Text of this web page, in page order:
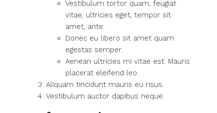
Vestibulum tortor quam, feugiat
vitae, ultricies eget, tempor sit
amet, ante.
Donec eu libero sit amet quam
egestas semper.
Aenean ultricies mi vitae est. Mauris
placerat eleifend leo.
Aliquam tincidunt mauris eu risus.
Vestibulum auctor dapibus neque.